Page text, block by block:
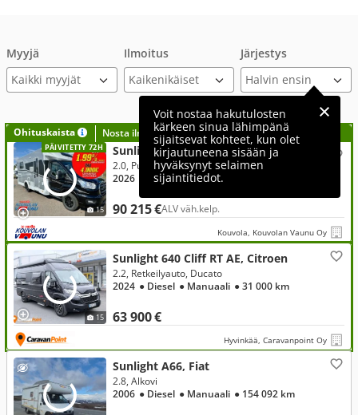
Myyjä
Kaikki myyjät
Ilmoitus Järjestys
Voit nostaa hakutulosten
kärkeen sinua lähimpänä
sijaitsevat kohteet, kun olet
kirjautuneena sisään ja
hyväksynyt selaimen
sijaintitiedot.
Ohituskaista Nosta ilmoituksesi tähän?
PÄIVITETTY 72H
15
Sunlight Adventure T690L, Ford
90 215 €ALV väh.kelp.
2026
● Diesel● Automaatti
Kouvola, Kouvolan Vaunu Oy
15
Sunlight 640 Cliff RT AE, Citroen
63 900 €
2.2, Retkeilyauto, Ducato
2024 ● Diesel ● Manuaali ● 31 000 km
Hyvinkää, Caravanpoint Oy
Sunlight A66, Fiat
2.8, Alkovi
2006 ● Diesel ● Manuaali ● 154 092 km